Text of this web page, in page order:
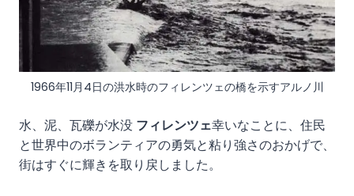
1966年11月4日の洪水時のフィレンツェの橋を示すアルノ川
水、泥、瓦礫が水没 フィレンツェ幸いなことに、住民
と世界中のボランティアの勇気と粘り強さのおかげで、
街はすぐに輝きを取り戻しました。